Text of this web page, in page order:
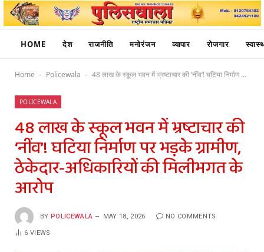
HOME देश राजनीति मनोरंजन व्यापार रोजगार
Home - Policewala - 48 लाख के स्कूल भवन में भ्रष्टाचार की ‘नींव’! घटिया निर्माण पर भड़के ग्रामीण, ठेकेदार-अधिकारियों की मिलीभगत के आरोप
POLICEWALA
48 लाख के स्कूल भवन में भ्रष्टाचार की
‘नींव’! घटिया निर्माण पर भड़के ग्रामीण,
ठेकेदार-अधिकारियों की मिलीभगत के
आरोप
BY POLICEWALA MAY 18, 2026 NO COMMENTS
6VIEWS